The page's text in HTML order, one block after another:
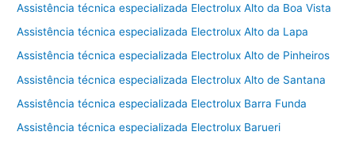
Assistência técnica especializada Electrolux Alto da Boa Vista
Assistência técnica especializada Electrolux Alto da Lapa
Assistência técnica especializada Electrolux Alto de Pinheiros
Assistência técnica especializada Electrolux Alto de Santana
Assistência técnica especializada Electrolux Barra Funda
Assistência técnica especializada Electrolux Barueri